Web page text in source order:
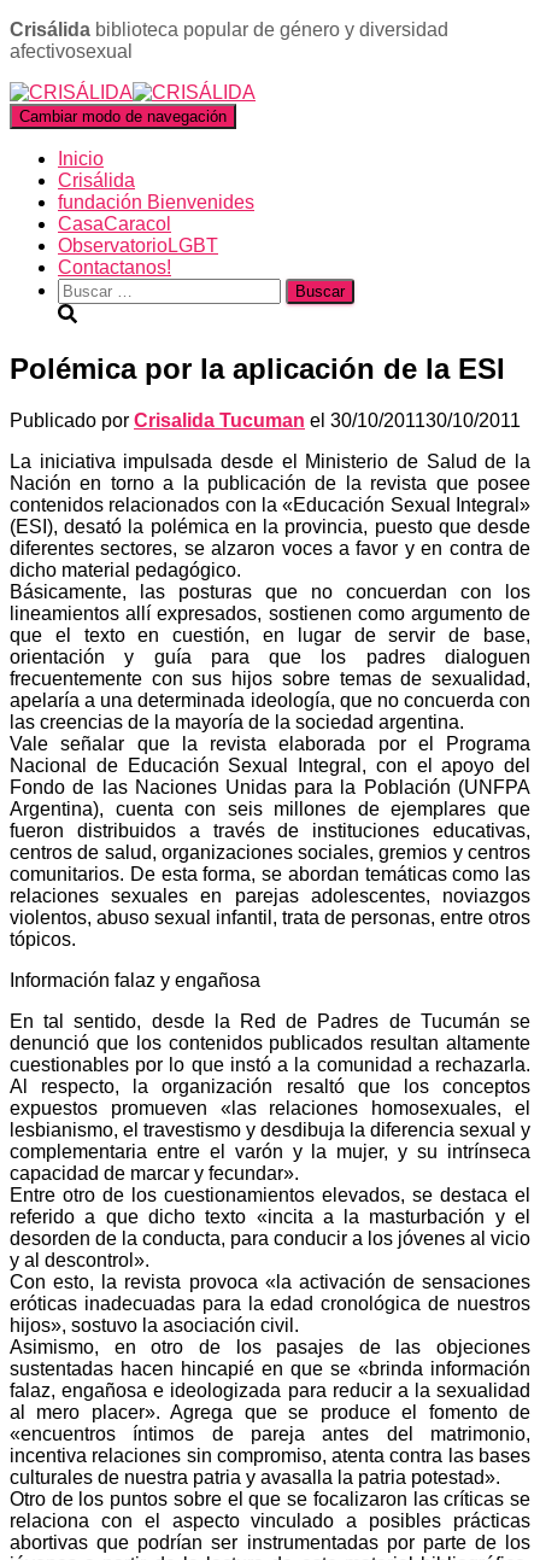
Crisálida biblioteca popular de género y diversidad
afectivosexual
Cambiar modo de navegación
Inicio
Crisálida
fundación Bienvenides
CasaCaracol
ObservatorioLGBT
Contactanos!
Buscar:
Polémica por la aplicación de la ESI
Publicado por Crisalida Tucuman el 30/10/201130/10/2011
La iniciativa impulsada desde el Ministerio de Salud de la
Nación en torno a la publicación de la revista que posee
contenidos relacionados con la «Educación Sexual Integral»
(ESI), desató la polémica en la provincia, puesto que desde
diferentes sectores, se alzaron voces a favor y en contra de
dicho material pedagógico.
Básicamente, las posturas que no concuerdan con los
lineamientos allí expresados, sostienen como argumento de
que el texto en cuestión, en lugar de servir de base,
orientación y guía para que los padres dialoguen
frecuentemente con sus hijos sobre temas de sexualidad,
apelaría a una determinada ideología, que no concuerda con
las creencias de la mayoría de la sociedad argentina.
Vale señalar que la revista elaborada por el Programa
Nacional de Educación Sexual Integral, con el apoyo del
Fondo de las Naciones Unidas para la Población (UNFPA
Argentina), cuenta con seis millones de ejemplares que
fueron distribuidos a través de instituciones educativas,
centros de salud, organizaciones sociales, gremios y centros
comunitarios. De esta forma, se abordan temáticas como las
relaciones sexuales en parejas adolescentes, noviazgos
violentos, abuso sexual infantil, trata de personas, entre otros
tópicos.
Información falaz y engañosa
En tal sentido, desde la Red de Padres de Tucumán se
denunció que los contenidos publicados resultan altamente
cuestionables por lo que instó a la comunidad a rechazarla.
Al respecto, la organización resaltó que los conceptos
expuestos promueven «las relaciones homosexuales, el
lesbianismo, el travestismo y desdibuja la diferencia sexual y
complementaria entre el varón y la mujer, y su intrínseca
capacidad de marcar y fecundar».
Entre otro de los cuestionamientos elevados, se destaca el
referido a que dicho texto «incita a la masturbación y el
desorden de la conducta, para conducir a los jóvenes al vicio
y al descontrol».
Con esto, la revista provoca «la activación de sensaciones
eróticas inadecuadas para la edad cronológica de nuestros
hijos», sostuvo la asociación civil.
Asimismo, en otro de los pasajes de las objeciones
sustentadas hacen hincapié en que se «brinda información
falaz, engañosa e ideologizada para reducir a la sexualidad
al mero placer». Agrega que se produce el fomento de
«encuentros íntimos de pareja antes del matrimonio,
incentiva relaciones sin compromiso, atenta contra las bases
culturales de nuestra patria y avasalla la patria potestad».
Otro de los puntos sobre el que se focalizaron las críticas se
relaciona con el aspecto vinculado a posibles prácticas
abortivas que podrían ser instrumentadas por parte de los